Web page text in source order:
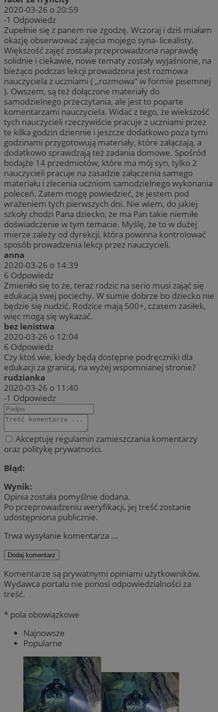
2020-03-26 o 20:59
-1 Odpowiedz
Zupełnie się z panem nie zgodzę. Wczoraj i dziś miałam
okazję obserwować zajęcia mojego syna- licealisty.
Większość zajęć została przeprowadzona naprawdę
solidnie i ciekawie, nowe tematy zostały wyjaśnione, na
bieżąco podczas lekcji prowadzona jest rozmowa
nauczyciela z uczniami ( ,,rozmowa" w formie pisemnej
). Owszem, są też dołączone materiały do
samodzielnego przeczytania, ale jest to poparte
komentarzami nauczyciela. Widać z tego, że wiekszość
tych nauczycieli rzeczywiście pracuje z uczniami przez
te kilka godzin dziennie i jeszcze dodatkowo poza tymi
godzinami przygotowują materiały, które załączają, a
dodatkowo sprawdzają też zadania domowe. Spośród
bodajże 14 przedmiotów, które ma mój syn, tylko 2
nauczycieli pracuje na zasadzie załączenia samego
materiału i zlecenia uczniom samodzielnego wykonania
poleceń. Zatem mogę powiedzieć, że jestem pod
wrażeniem tych pierwszych dni. Nie wiem, do jakiej
szkoły chodzi Pana dziecko, że ma Pan takie niemiłe
doświadczenie w tym temacie. Myślę, że to w dużej
mierze zależy od dyrekcji, która powinna kontrolować
sposób prowadzenia lekcji przez nauczycieli.
anna
2020-03-26 o 14:39
6 Odpowiedz
Zmieniło się to że, teraz rodzic na serio musi zająć się
edukacją swej pociechy. W sumie dobrze bo dziecko nie
będzie się nudzić. Rodzice mają 500+, czasem zasiłek,
więc mogą się wykazać.
bez lenistwa
2020-03-26 o 12:04
6 Odpowiedz
Czy ktoś wie, kiedy będą dostępne podręczniki dla
edukacji za granicą, na wyżej wspomnianej stronie?
rudzianka
2020-03-26 o 11:40
-1 Odpowiedz
Akceptuję regulamin zamieszczania komentarzy
oraz politykę prywatności.
Błąd:
Wynik:
Opinia została pomyślnie dodana.
Po przeprowadzeniu weryfikacji, jej treść zostanie
udostępniona publicznie.
Trwa wysyłanie komentarza ...
Dodaj komentarz
Komentarze są prywatnymi opiniami użytkowników.
Wydawca portalu nie ponosi odpowiedzialności za
treść.
* pola obowiązkowe
Najnowsze
Popularne